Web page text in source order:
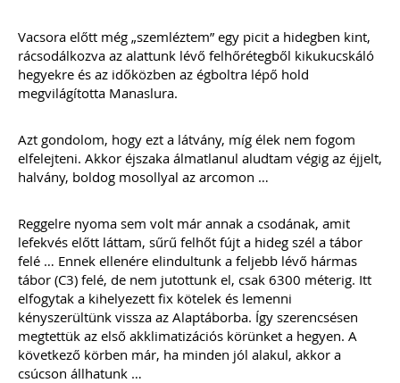
Vacsora előtt még „szemléztem” egy picit a hidegben kint,
rácsodálkozva az alattunk lévő felhőrétegből kikukucskáló
hegyekre és az időközben az égboltra lépő hold
megvilágította Manaslura.
Azt gondolom, hogy ezt a látvány, míg élek nem fogom
elfelejteni. Akkor éjszaka álmatlanul aludtam végig az éjjelt,
halvány, boldog mosollyal az arcomon …
Reggelre nyoma sem volt már annak a csodának, amit
lefekvés előtt láttam, sűrű felhőt fújt a hideg szél a tábor
felé … Ennek ellenére elindultunk a feljebb lévő hármas
tábor (C3) felé, de nem jutottunk el, csak 6300 méterig. Itt
elfogytak a kihelyezett fix kötelek és lemenni
kényszerültünk vissza az Alaptáborba. Így szerencsésen
megtettük az első akklimatizációs körünket a hegyen. A
következő körben már, ha minden jól alakul, akkor a
csúcson állhatunk …